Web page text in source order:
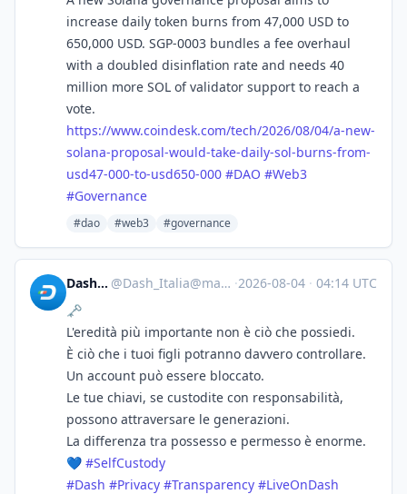
increase daily token burns from 47,000 USD to
650,000 USD. SGP-0003 bundles a fee overhaul
with a doubled disinflation rate and needs 40
million more SOL of validator support to reach a
vote.
https://www.coindesk.com/tech/2026/08/04/a-new-
solana-proposal-would-take-daily-sol-burns-from-
usd47-000-to-usd650-000 #DAO #Web3
#Governance
#dao #web3 #governance
Dash_Italia @Dash_Italia@mastodon.social ·2026-08-04 · 04:14 UTC
🗝
L'eredità più importante non è ciò che possiedi.
È ciò che i tuoi figli potranno davvero controllare.
Un account può essere bloccato.
Le tue chiavi, se custodite con responsabilità,
possono attraversare le generazioni.
La differenza tra possesso e permesso è enorme.
💙 #SelfCustody
#Dash #Privacy #Transparency #LiveOnDash